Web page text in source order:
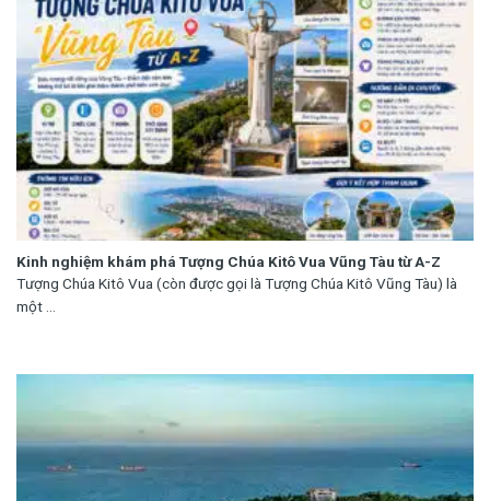
Kinh nghiệm khám phá Tượng Chúa Kitô Vua Vũng Tàu từ A-Z
Tượng Chúa Kitô Vua (còn được gọi là Tượng Chúa Kitô Vũng Tàu) là
một ...